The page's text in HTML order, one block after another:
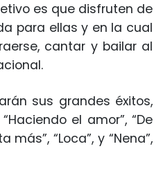
es que disfruten de
para ellas y en la cual
cantar y bailar al
sus grandes éxitos,
el amor”, “De
más”, “Loca”, y “Nena”,